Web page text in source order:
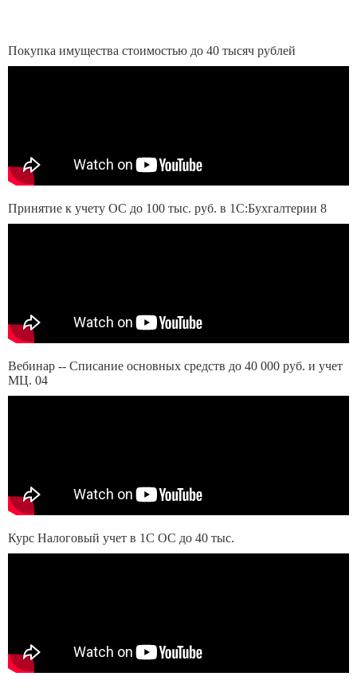
Покупка имущества стоимостью до 40 тысяч рублей
Принятие к учету ОС до 100 тыс. руб. в 1С:Бухгалтерии 8
Вебинар -- Списание основных средств до 40 000 руб. и учет
МЦ. 04
Курс Налоговый учет в 1С ОС до 40 тыс.